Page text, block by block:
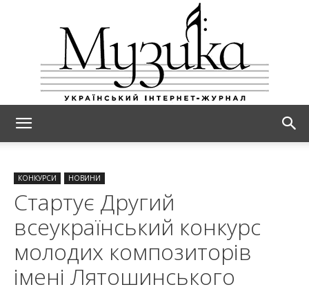
КОНКУРСИ НОВИНИ
Стартує Другий
всеукраїнський конкурс
молодих композиторів
імені Лятошинського